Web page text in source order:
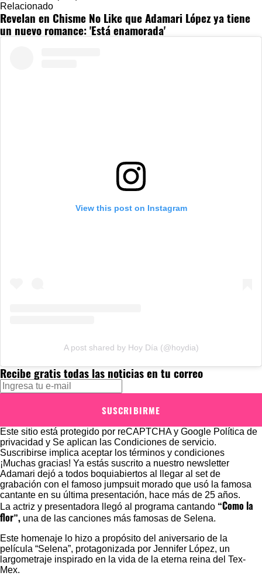
Relacionado
Revelan en Chisme No Like que Adamari López ya tiene
un nuevo romance: 'Está enamorada'
View this post on Instagram
A post shared by Hoy Día (@hoydia)
Recibe gratis todas las noticias en tu correo
SUSCRIBIRME
Este sitio está protegido por reCAPTCHA y Google Política de
privacidad y Se aplican las Condiciones de servicio.
Suscribirse implica aceptar los términos y condiciones
¡Muchas gracias! Ya estás suscrito a nuestro newsletter
Adamari dejó a todos boquiabiertos al llegar al set de
grabación con el famoso jumpsuit morado que usó la famosa
cantante en su última presentación, hace más de 25 años.
La actriz y presentadora llegó al programa cantando “Como la
flor”, una de las canciones más famosas de Selena.
Este homenaje lo hizo a propósito del aniversario de la
película “Selena”, protagonizada por Jennifer López, un
largometraje inspirado en la vida de la eterna reina del Tex-
Mex.